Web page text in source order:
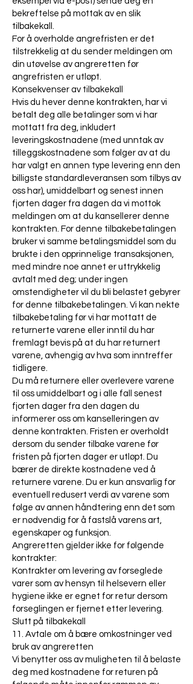
bekreftelse på mottak av en slik
tilbakekall.
For å overholde angrefristen er det
tilstrekkelig at du sender meldingen om
din utøvelse av angreretten før
angrefristen er utløpt.
Konsekvenser av tilbakekall
Hvis du hever denne kontrakten, har vi
betalt deg alle betalinger som vi har
mottatt fra deg, inkludert
leveringskostnadene (med unntak av
tilleggskostnadene som følger av at du
har valgt en annen type levering enn den
billigste standardleveransen som tilbys av
oss har), umiddelbart og senest innen
fjorten dager fra dagen da vi mottok
meldingen om at du kansellerer denne
kontrakten. For denne tilbakebetalingen
bruker vi samme betalingsmiddel som du
brukte i den opprinnelige transaksjonen,
med mindre noe annet er uttrykkelig
avtalt med deg; under ingen
omstendigheter vil du bli belastet gebyrer
for denne tilbakebetalingen. Vi kan nekte
tilbakebetaling før vi har mottatt de
returnerte varene eller inntil du har
fremlagt bevis på at du har returnert
varene, avhengig av hva som inntreffer
tidligere.
Du må returnere eller overlevere varene
til oss umiddelbart og i alle fall senest
fjorten dager fra den dagen du
informerer oss om kanselleringen av
denne kontrakten. Fristen er overholdt
dersom du sender tilbake varene før
fristen på fjorten dager er utløpt. Du
bærer de direkte kostnadene ved å
returnere varene. Du er kun ansvarlig for
eventuell redusert verdi av varene som
følge av annen håndtering enn det som
er nødvendig for å fastslå varens art,
egenskaper og funksjon.
Angreretten gjelder ikke for følgende
kontrakter:
Kontrakter om levering av forseglede
varer som av hensyn til helsevern eller
hygiene ikke er egnet for retur dersom
forseglingen er fjernet etter levering.
Slutt på tilbakekall
11. Avtale om å bære omkostninger ved
bruk av angreretten
Vi benytter oss av muligheten til å belaste
deg med kostnadene for returen på